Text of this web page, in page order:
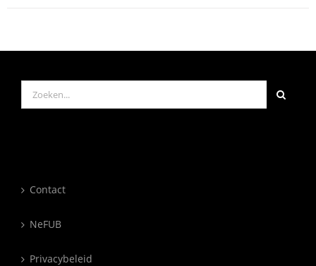
Zoeken
naar:
Contact
NeFUB
Privacybeleid